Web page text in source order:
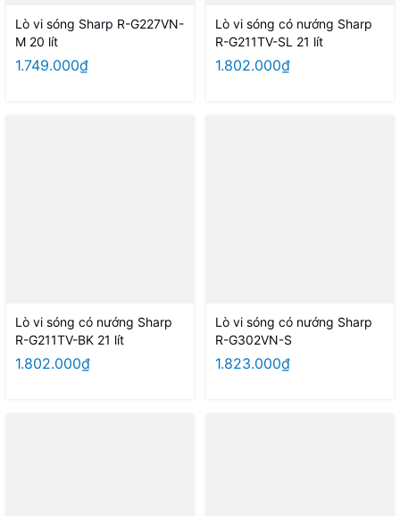
Lò vi sóng Sharp R-G227VN-
M 20 lít
1.749.000₫
Lò vi sóng có nướng Sharp
R-G211TV-SL 21 lít
1.802.000₫
Lò vi sóng có nướng Sharp
R-G211TV-BK 21 lít
1.802.000₫
Lò vi sóng có nướng Sharp
R-G302VN-S
1.823.000₫